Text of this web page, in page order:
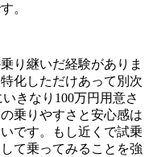
。
り継いだ経験がありま
化しただけあって別次
きなり100万円用意さ
乗りやすさと安心感は
です。もし近くで試乗
て乗ってみることを強